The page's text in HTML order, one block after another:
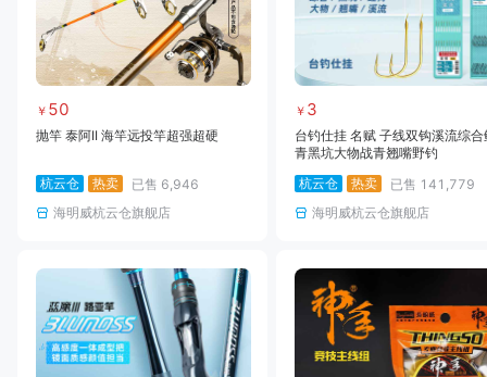
￥ 50
抛竿 泰阿II 海竿远投竿超强超硬
杭云仓 热卖 已售 6,946
海明威杭云仓旗舰店
￥ 3
台钓仕挂 名赋 子线双钩溪流综合
青黑坑大物战青翘嘴野钓
杭云仓
热卖 已售 141,779
海明威杭云仓旗舰店